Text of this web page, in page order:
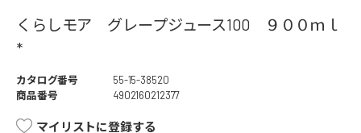
くらしモア グレープジュース100 ９００ｍｌ
*
カタログ番号
55-15-38520
商品番号
4902160212377
マイリストに登録する